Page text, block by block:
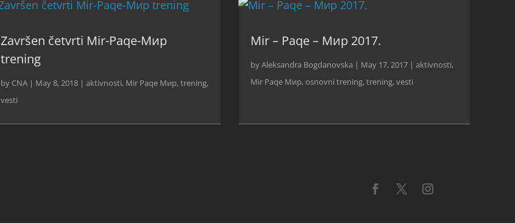
Završen četvrti Mir-Paqe-Мир
trening
by CNA | May 8, 2018 |aktivnosti, Mir Paqe Мир,trening,
vesti
Mir – Paqe – Мир 2017.
byAleksandra Bogdanovska | May 17, 2017| aktivnosti,
Mir Paqe Мир,osnovni trening,trening,vesti